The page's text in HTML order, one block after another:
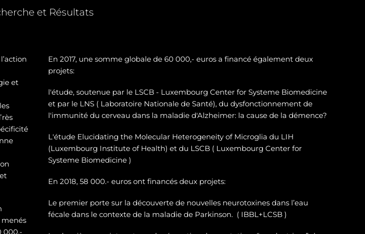
et Résultats
et
menés
000,-
En 2017, une somme globale de 60 000,- euros a financé également deux
projets:
l'étude, soutenue par le LSCB - Luxembourg Center for Systeme Biomedicine
et par le LNS ( Laboratoire Nationale de Santé), du dysfonctionnement de
l'immunité du cerveau dans la maladie d'Alzheimer: la cause de la démence?
L'étude Elucidating the Molecular Heterogeneity of Microglia du LIH
(Luxembourg Institute of Health) et du LSCB ( Luxembourg Center for
Systeme Biomedicine )
En 2018, 58 000.- euros ont financés deux projets:
Le premier porte sur la découverte de nouvelles neurotoxines dans l’eau
fécale dans le contexte de la maladie de Parkinson. ( IBBL+LCSB )